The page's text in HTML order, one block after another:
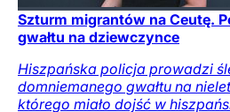
Szturm migrantów na Ceutę.
gwałtu na dziewczynce
Hiszpańska policja prowadzi
domniemanego gwałtu na
którego miało dojść w